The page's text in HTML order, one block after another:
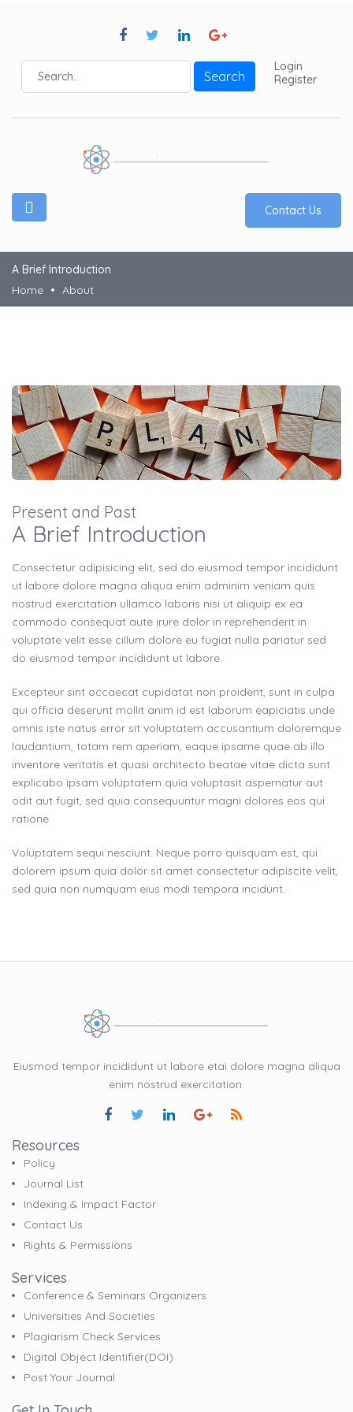
Search
Login
Register
Contact Us
A Brief Introduction
Home
About
Present and Past
A Brief Introduction
Consectetur adipisicing elit, sed do eiusmod tempor incididunt
ut labore dolore magna aliqua enim adminim veniam quis
nostrud exercitation ullamco laboris nisi ut aliquip ex ea
commodo consequat aute irure dolor in reprehenderit in
voluptate velit esse cillum dolore eu fugiat nulla pariatur sed
do eiusmod tempor incididunt ut labore.
Excepteur sint occaecat cupidatat non proident, sunt in culpa
qui officia deserunt mollit anim id est laborum eapiciatis unde
omnis iste natus error sit voluptatem accusantium doloremque
laudantium, totam rem aperiam, eaque ipsame quae ab illo
inventore veritatis et quasi architecto beatae vitae dicta sunt
explicabo ipsam voluptatem quia voluptasit aspernatur aut
odit aut fugit, sed quia consequuntur magni dolores eos qui
ratione.
Voluptatem sequi nesciunt. Neque porro quisquam est, qui
dolorem ipsum quia dolor sit amet consectetur adipiscite velit,
sed quia non numquam eius modi tempora incidunt.
Eiusmod tempor incididunt ut labore etai dolore magna aliqua
enim nostrud exercitation.
Resources
Policy
Journal List
Indexing & Impact Factor
Contact Us
Rights & Permissions
Services
Conference & Seminars Organizers
Universities And Societies
Plagiarism Check Services
Digital Object Identifier(DOI)
Post Your Journal